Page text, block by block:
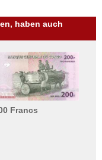
haben auch
Francs